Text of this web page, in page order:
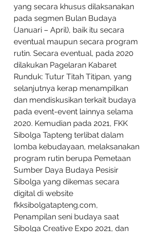
yang secara khusus dilaksanakan
pada segmen Bulan Budaya
(Januari – April), baik itu secara
eventual maupun secara program
rutin. Secara eventual, pada 2020
dilakukan Pagelaran Kabaret
Runduk: Tutur Titah Titipan, yang
selanjutnya kerap menampilkan
dan mendiskusikan terkait budaya
pada event-event lainnya selama
2020. Kemudian pada 2021, FKK
Sibolga Tapteng terlibat dalam
lomba kebudayaan, melaksanakan
program rutin berupa Pemetaan
Sumber Daya Budaya Pesisir
Sibolga yang dikemas secara
digital di website
fkksibolgatapteng.com,
Penampilan seni budaya saat
Sibolga Creative Expo 2021, dan